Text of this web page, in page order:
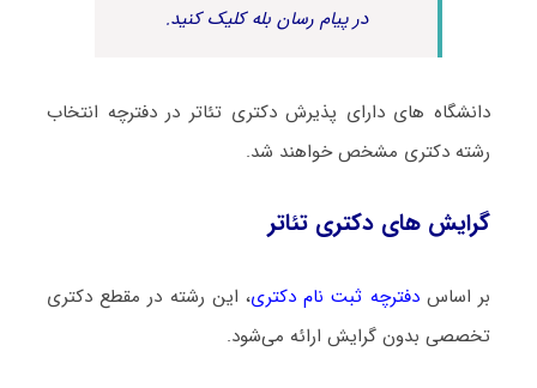
در پیام رسان بله کلیک کنید.
دانشگاه های دارای پذیرش دکتری ﺗﺌﺎﺗﺮ در دفترچه انتخاب
رشته دکتری مشخص خواهند شد.
گرایش های دکتری ﺗﺌﺎﺗﺮ
بر اساسدفترچه ثبت نام دکتری، این رشته در مقطع دکتری
تخصصی بدون گرایش ارائه می‌شود.